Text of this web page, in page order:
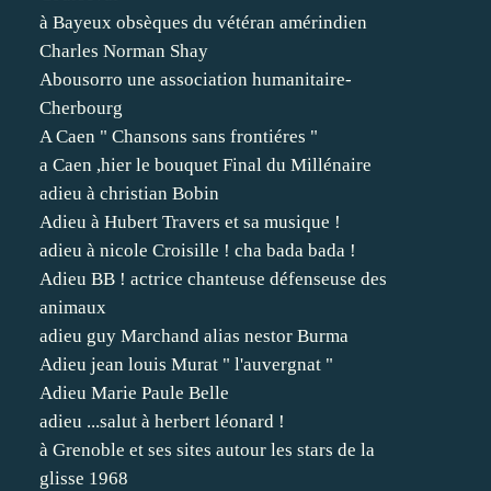
à Bayeux obsèques du vétéran amérindien
Charles Norman Shay
Abousorro une association humanitaire-
Cherbourg
A Caen " Chansons sans frontiéres "
a Caen ,hier le bouquet Final du Millénaire
adieu à christian Bobin
Adieu à Hubert Travers et sa musique !
adieu à nicole Croisille ! cha bada bada !
Adieu BB ! actrice chanteuse défenseuse des
animaux
adieu guy Marchand alias nestor Burma
Adieu jean louis Murat " l'auvergnat "
Adieu Marie Paule Belle
adieu ...salut à herbert léonard !
à Grenoble et ses sites autour les stars de la
glisse 1968